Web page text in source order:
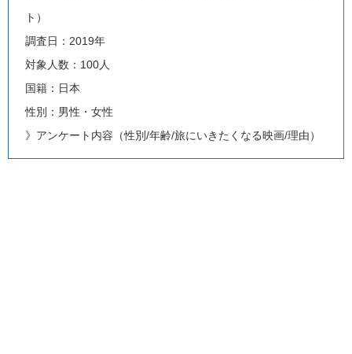
ト）
調査日：2019年
対象人数：100人
国籍：日本
性別：男性・女性
》アンケート内容（性別/年齢/旅にいきたくなる映画/理由）